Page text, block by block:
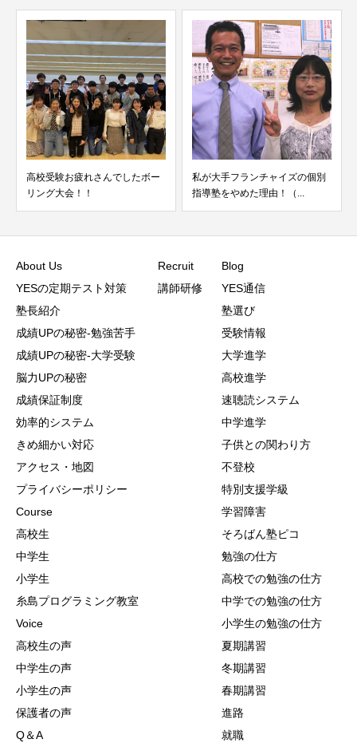
高校受験お疲れさんでしたボー
リング大会！！
私が大手フランチャイズの個別
指導塾をやめた理由！（...
About Us
YESの定期テスト対策
塾長紹介
成績UPの秘密-勉強苦手
成績UPの秘密-大学受験
脳力UPの秘密
成績保証制度
効率的システム
きめ細かい対応
アクセス・地図
プライバシーポリシー
Course
高校生
中学生
小学生
糸島プログラミング教室
Voice
高校生の声
中学生の声
小学生の声
保護者の声
Q＆A
Recruit
講師研修
Blog
YES通信
塾選び
受験情報
大学進学
高校進学
速聴読システム
中学進学
子供との関わり方
不登校
特別支援学級
学習障害
そろばん塾ピコ
勉強の仕方
高校での勉強の仕方
中学での勉強の仕方
小学生の勉強の仕方
夏期講習
冬期講習
春期講習
進路
就職